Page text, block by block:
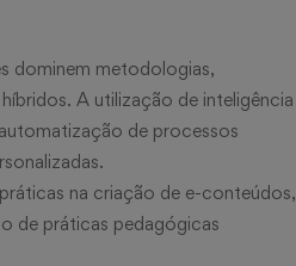
dominem metodologias,
A utilização de inteligência
de processos
na criação de e-conteúdos,
de práticas pedagógicas